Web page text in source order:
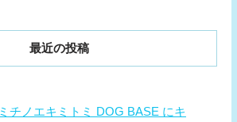
最近の投稿
チノエキミトミ DOG BASE にキ